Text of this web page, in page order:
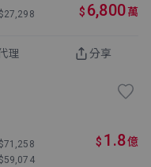
$ 6,800萬
理 分享
$ 1.8億